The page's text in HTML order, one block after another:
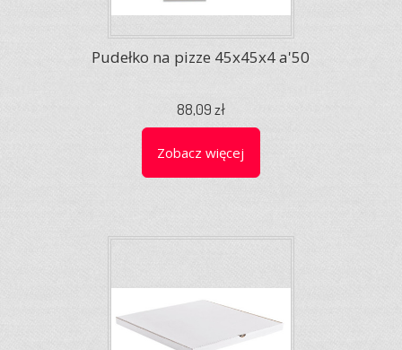
Pudełko na pizze 45x45x4 a'50
88,09 zł
Zobacz więcej